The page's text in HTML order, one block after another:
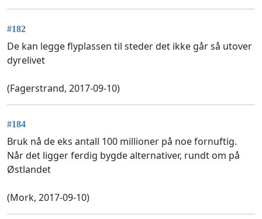
#182
De kan legge flyplassen til steder det ikke går så utover
dyrelivet
(Fagerstrand, 2017-09-10)
#184
Bruk nå de eks antall 100 millioner på noe fornuftig.
Når det ligger ferdig bygde alternativer, rundt om på
Østlandet
(Mork, 2017-09-10)